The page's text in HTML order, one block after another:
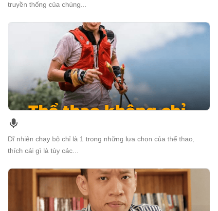
truyền thống của chúng...
Dĩ nhiên chạy bộ chỉ là 1 trong những lựa chọn của thể thao,
thích cái gì là tùy các...